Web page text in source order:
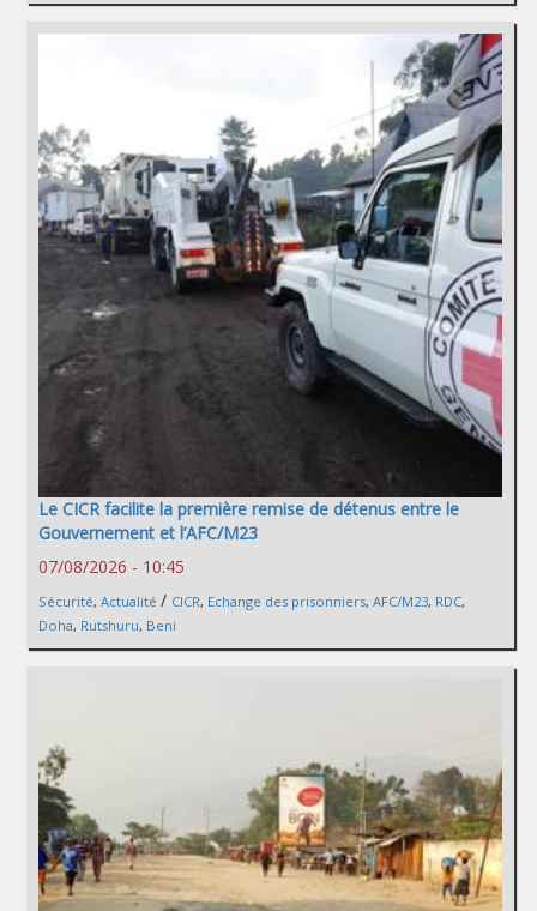
Le CICR facilite la première remise de détenus entre le
Gouvernement et l’AFC/M23
07/08/2026 - 10:45
Sécurité, Actualité / CICR, Echange des prisonniers, AFC/M23, RDC,
Doha, Rutshuru, Beni